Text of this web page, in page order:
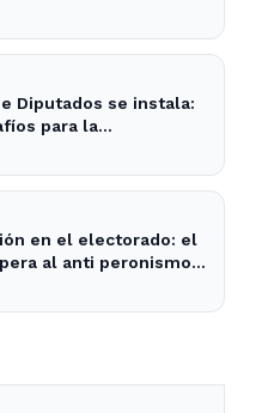
Diputados se instala:
para la
en el electorado: el
al anti peronismo